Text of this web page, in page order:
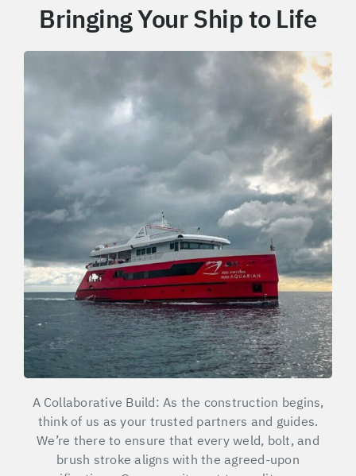
Bringing Your Ship to Life
A Collaborative Build: As the construction begins,
think of us as your trusted partners and guides.
We’re there to ensure that every weld, bolt, and
brush stroke aligns with the agreed-upon